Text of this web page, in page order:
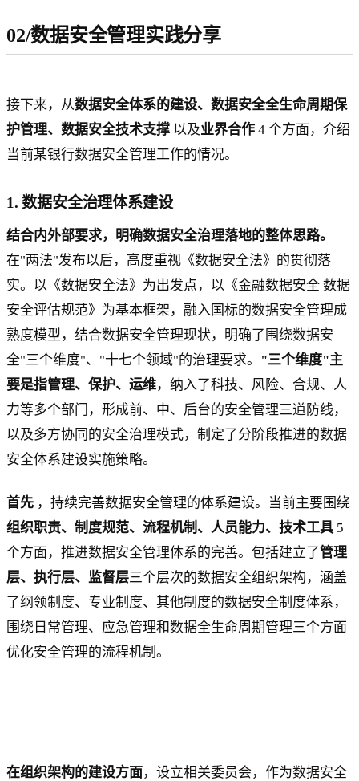
02/数据安全管理实践分享
接下来，从数据安全体系的建设、数据安全全生命周期保
护管理、数据安全技术支撑 以及业界合作 4 个方面，介绍
当前某银行数据安全管理工作的情况。
1. 数据安全治理体系建设
结合内外部要求，明确数据安全治理落地的整体思路。
在"两法"发布以后，高度重视《数据安全法》的贯彻落
实。以《数据安全法》为出发点，以《金融数据安全 数据
安全评估规范》为基本框架，融入国标的数据安全管理成
熟度模型，结合数据安全管理现状，明确了围绕数据安
全"三个维度"、"十七个领域"的治理要求。
"三个维度"主
要是指管理、保护、运维，纳入了科技、风险、合规、人
力等多个部门，形成前、中、后台的安全管理三道防线，
以及多方协同的安全治理模式，制定了分阶段推进的数据
安全体系建设实施策略。
首先 ，持续完善数据安全管理的体系建设。当前主要围绕
组织职责、制度规范、流程机制、人员能力、技术工具 5
个方面，推进数据安全管理体系的完善。包括建立了管理
层、执行层、监督层三个层次的数据安全组织架构，涵盖
了纲领制度、专业制度、其他制度的数据安全制度体系，
围绕日常管理、应急管理和数据全生命周期管理三个方面
优化安全管理的流程机制。
在组织架构的建设方面，设立相关委员会，作为数据安全